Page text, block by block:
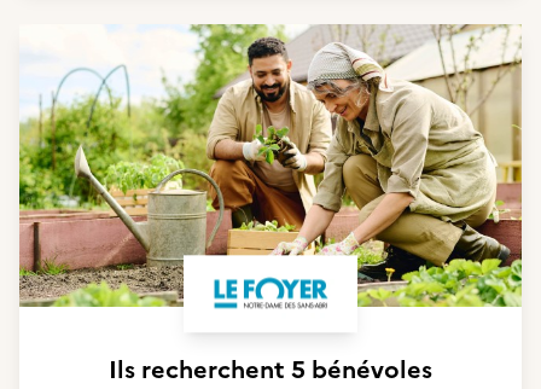
Ils recherchent 5 bénévoles